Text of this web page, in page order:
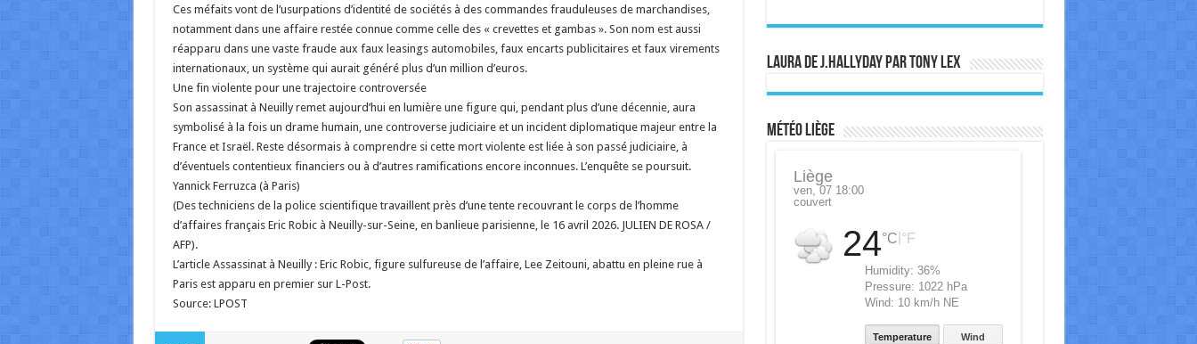
Ces méfaits vont de l’usurpations d’identité de sociétés à des commandes frauduleuses de marchandises,
notamment dans une affaire restée connue comme celle des « crevettes et gambas ». Son nom est aussi
réapparu dans une vaste fraude aux faux leasings automobiles, faux encarts publicitaires et faux virements
internationaux, un système qui aurait généré plus d’un million d’euros.
Une fin violente pour une trajectoire controversée
Son assassinat à Neuilly remet aujourd’hui en lumière une figure qui, pendant plus d’une décennie, aura
symbolisé à la fois un drame humain, une controverse judiciaire et un incident diplomatique majeur entre la
France et Israël. Reste désormais à comprendre si cette mort violente est liée à son passé judiciaire, à
d’éventuels contentieux financiers ou à d’autres ramifications encore inconnues. L’enquête se poursuit.
Yannick Ferruzca (à Paris)
(Des techniciens de la police scientifique travaillent près d’une tente recouvrant le corps de l’homme
d’affaires français Eric Robic à Neuilly-sur-Seine, en banlieue parisienne, le 16 avril 2026. JULIEN DE ROSA /
AFP).
L’article Assassinat à Neuilly : Eric Robic, figure sulfureuse de l’affaire, Lee Zeitouni, abattu en pleine rue à
Paris est apparu en premier sur L-Post.
Source: LPOST
Laura de J.Hallyday par Tony Lex
Météo Liège
Liège
ven, 07 18:00
couvert
24°C °F
Humidity: 36%
Pressure: 1022 hPa
Wind: 10 km/h NE
Temperature Wind